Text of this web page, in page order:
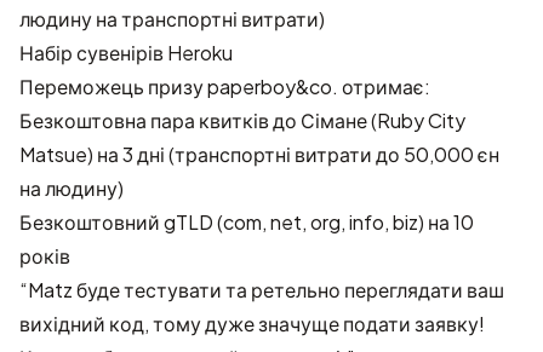
людину на транспортні витрати)
Набір сувенірів Heroku
Переможець призу paperboy&co. отримає:
Безкоштовна пара квитків до Сімане (Ruby City
Matsue) на 3 дні (транспортні витрати до 50,000 єн
на людину)
Безкоштовний gTLD (com, net, org, info, biz) на 10
років
“Matz буде тестувати та ретельно переглядати ваш
вихідний код, тому дуже значуще подати заявку!